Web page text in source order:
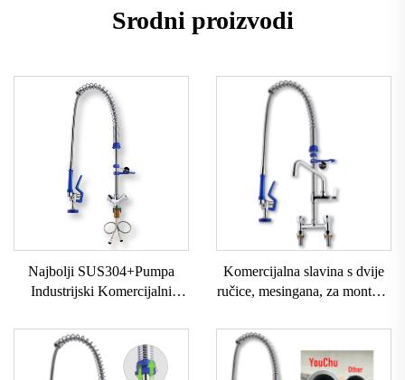
Srodni proizvodi
Najbolji SUS304+Pumpa
Industrijski Komercijalni
Povlačenje Prethodnog
Ispiranja Kuhinjska Slavina sa
Pištoljem za Raspršivanje za
Komercijalna slavina s dvije
ručice, mesingana, za montažu
slavina za kuhinju,
jednostavna instalacija, ručni
kotač, industrijska, za hotele